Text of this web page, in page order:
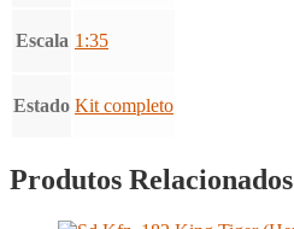
Escala 1:35
Estado Kit completo
Produtos Relacionados